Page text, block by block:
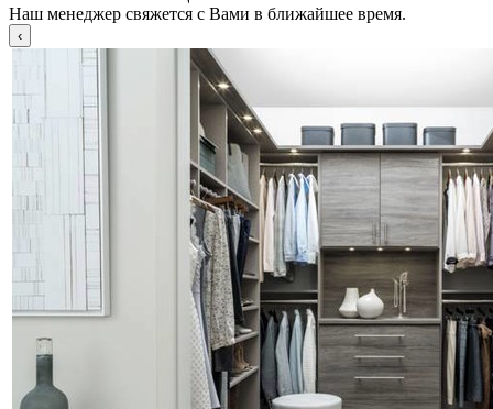
Наш менеджер свяжется с Вами в ближайшее время.